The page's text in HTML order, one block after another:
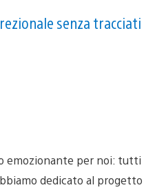
su
PS4
senza tracciati
emozionante per noi: tutti
dedicato al progetto